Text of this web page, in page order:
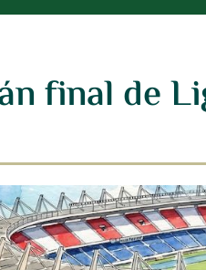
final de